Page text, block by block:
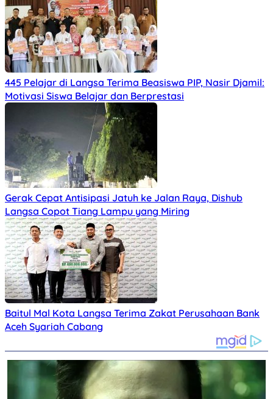
445 Pelajar di Langsa Terima Beasiswa PIP, Nasir Djamil:
Motivasi Siswa Belajar dan Berprestasi
Gerak Cepat Antisipasi Jatuh ke Jalan Raya, Dishub
Langsa Copot Tiang Lampu yang Miring
Baitul Mal Kota Langsa Terima Zakat Perusahaan Bank
Aceh Syariah Cabang